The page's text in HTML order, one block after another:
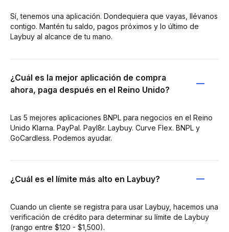
Sí, tenemos una aplicación. Dondequiera que vayas, llévanos
contigo. Mantén tu saldo, pagos próximos y lo último de
Laybuy al alcance de tu mano.
¿Cuál es la mejor aplicación de compra
ahora, paga después en el Reino Unido?
Las 5 mejores aplicaciones BNPL para negocios en el Reino
Unido Klarna. PayPal. Payl8r. Laybuy. Curve Flex. BNPL y
GoCardless. Podemos ayudar.
¿Cuál es el límite más alto en Laybuy?
Cuando un cliente se registra para usar Laybuy, hacemos una
verificación de crédito para determinar su límite de Laybuy
(rango entre $120 - $1,500).